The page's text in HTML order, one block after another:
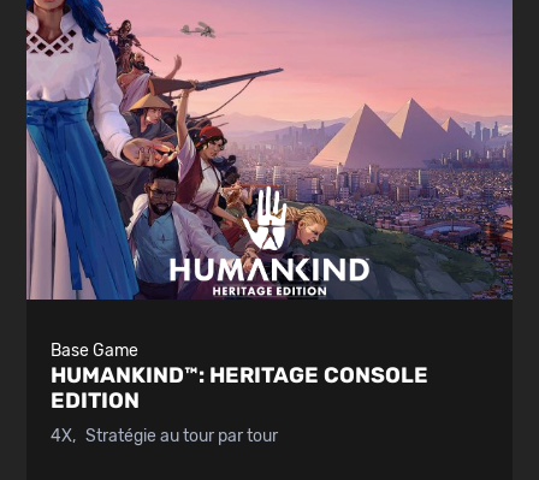
Base Game
HUMANKIND™: HERITAGE CONSOLE
EDITION
4X Stratégie au tour par tour